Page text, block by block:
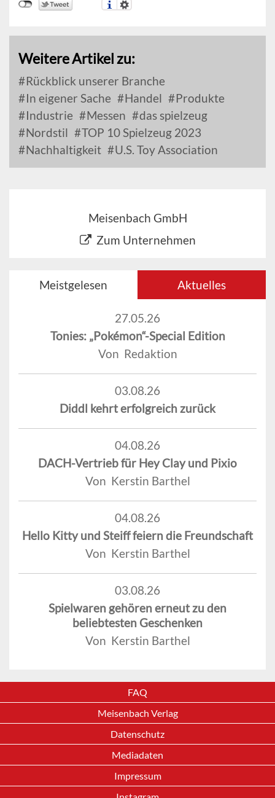
Weitere Artikel zu:
Rückblick unserer Branche
In eigener Sache
Handel
Produkte
Industrie
Messen
das spielzeug
Nordstil
TOP 10 Spielzeug 2023
Nachhaltigkeit
U.S. Toy Association
Meisenbach GmbH
Zum Unternehmen
Meistgelesen Aktuelles
27.05.26
Tonies: „Pokémon“-Special Edition
Von Redaktion
03.08.26
Diddl kehrt erfolgreich zurück
04.08.26
DACH-Vertrieb für Hey Clay und Pixio
Von Kerstin Barthel
04.08.26
Hello Kitty und Steiff feiern die Freundschaft
Von Kerstin Barthel
03.08.26
Spielwaren gehören erneut zu den
beliebtesten Geschenken
Von Kerstin Barthel
FAQ
Meisenbach Verlag
Datenschutz
Mediadaten
Impressum